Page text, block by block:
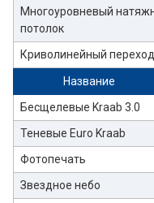
Многоуровневый
потолок
Криволинейный переход
Название
Бесщелевые Kraab 3.0
Теневые Euro Kraab
Фотопечать
Звездное небо